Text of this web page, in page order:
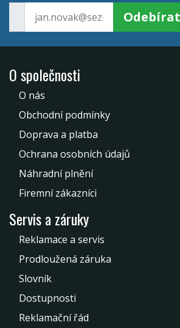
O společnosti
O nás
Obchodní podmínky
Doprava a platba
Ochrana osobních údajů
Náhradní plnění
Firemní zákazníci
Servis a záruky
Reklamace a servis
Prodloužená záruka
Slovník
Dostupnosti
Reklamační řád